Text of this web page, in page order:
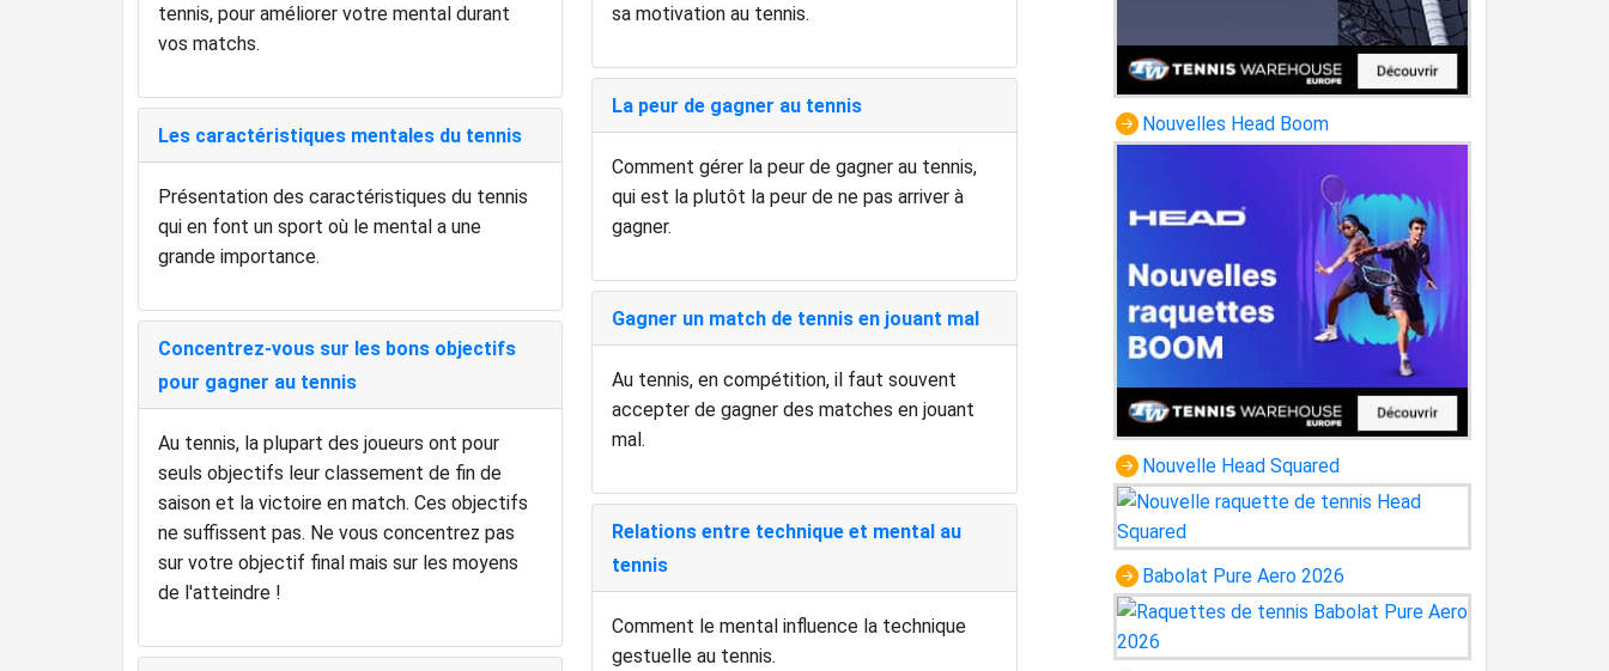
tennis, pour améliorer votre mental durant
vos matchs.
Les caractéristiques mentales du tennis
Présentation des caractéristiques du tennis
qui en font un sport où le mental a une
grande importance.
Concentrez-vous sur les bons objectifs
pour gagner au tennis
Au tennis, la plupart des joueurs ont pour
seuls objectifs leur classement de fin de
saison et la victoire en match. Ces objectifs
ne suffissent pas. Ne vous concentrez pas
sur votre objectif final mais sur les moyens
de l'atteindre !
sa motivation au tennis.
La peur de gagner au tennis
Comment gérer la peur de gagner au tennis,
qui est la plutôt la peur de ne pas arriver à
gagner.
Gagner un match de tennis en jouant mal
Au tennis, en compétition, il faut souvent
accepter de gagner des matches en jouant
mal.
Relations entre technique et mental au
tennis
Comment le mental influence la technique
gestuelle au tennis.
Nouvelles Head Boom
Nouvelle Head Squared
Babolat Pure Aero 2026